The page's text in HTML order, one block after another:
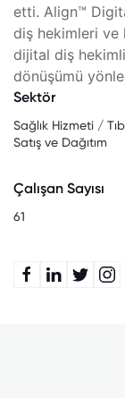
etti. Align™
diş hekimleri
dijital diş
dönüşümü
Sektör
Sağlık Hizmeti /
Satış ve Dağıtım
Çalışan Sayısı
61